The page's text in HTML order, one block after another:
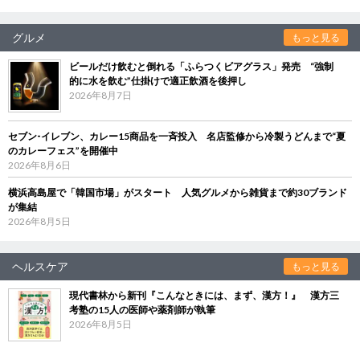
グルメ もっと見る
ビールだけ飲むと倒れる「ふらつくビアグラス」発売 “強制
的に水を飲む”仕掛けで適正飲酒を後押し
2026年8月7日
セブン‐イレブン、カレー15商品を一斉投入 名店監修から冷製うどんまで“夏
のカレーフェス”を開催中
2026年8月6日
横浜高島屋で「韓国市場」がスタート 人気グルメから雑貨まで約30ブランド
が集結
2026年8月5日
ヘルスケア もっと見る
現代書林から新刊『こんなときには、まず、漢方！』 漢方三
考塾の15人の医師や薬剤師が執筆
2026年8月5日